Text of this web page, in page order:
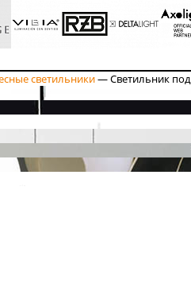
светильники—Светильник